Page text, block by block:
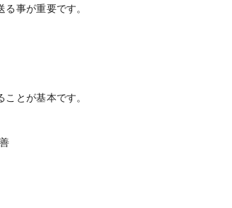
事が重要です。
とが基本です。